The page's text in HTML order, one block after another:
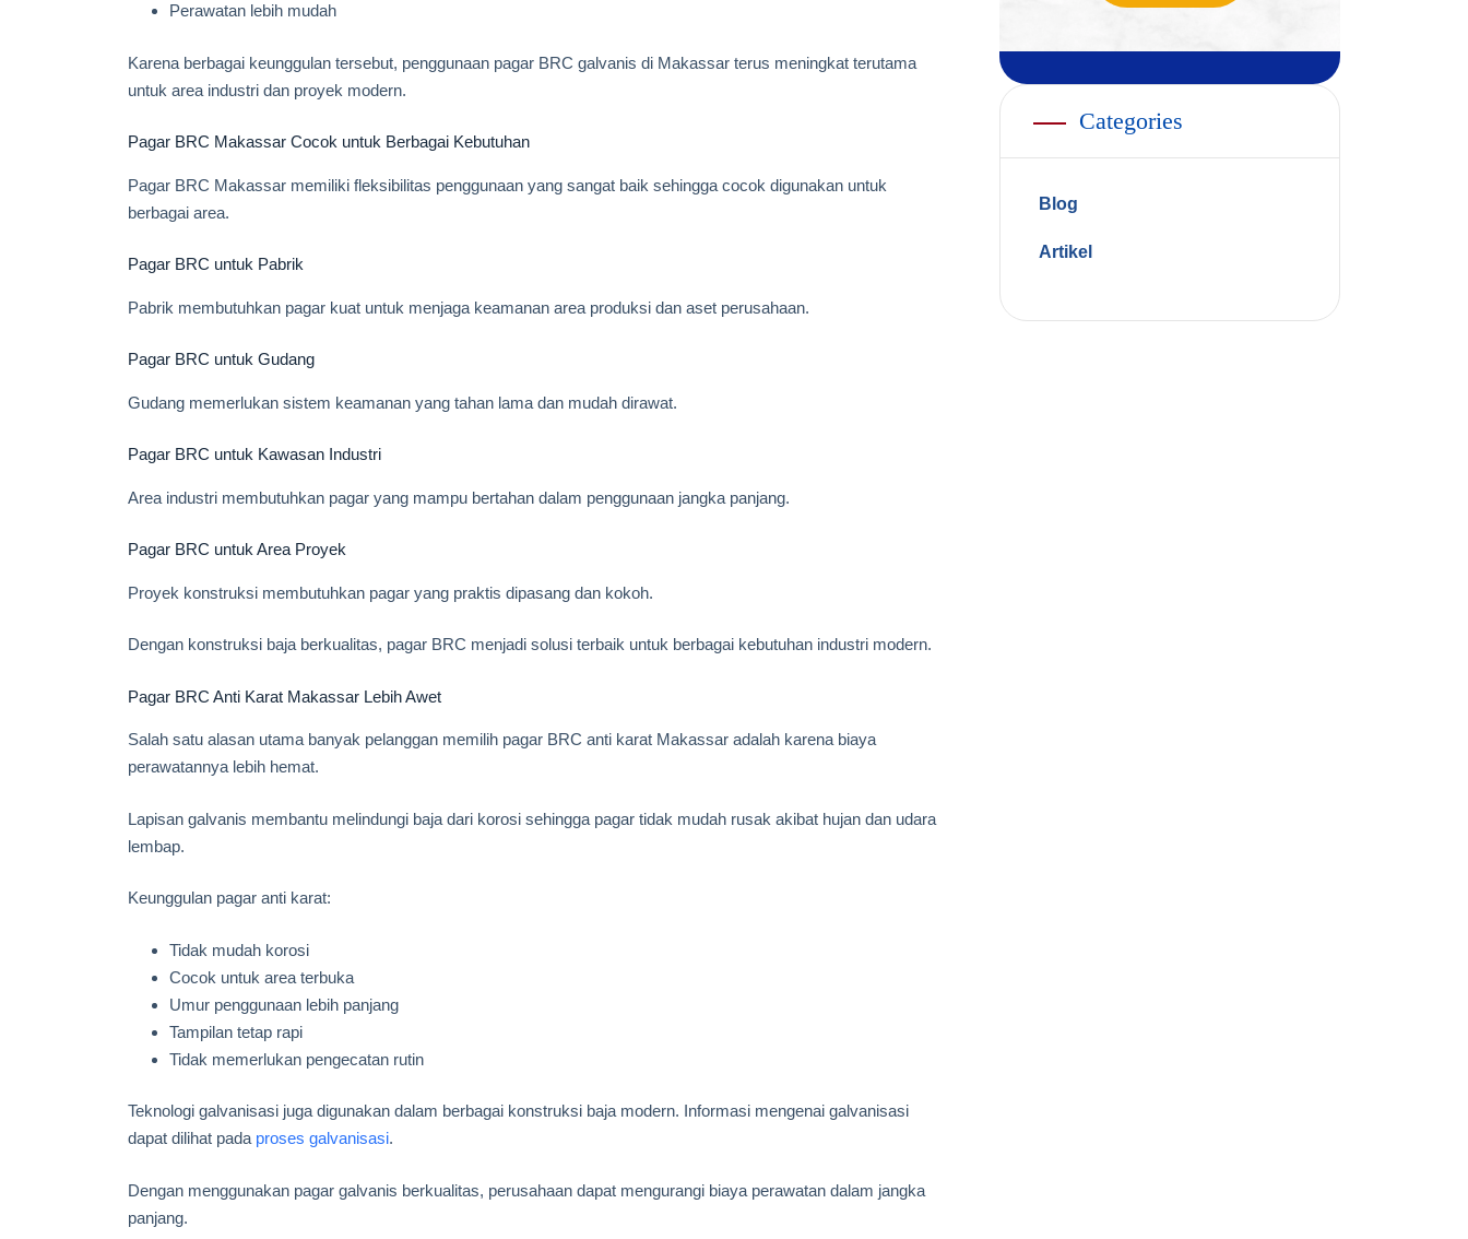
Perawatan lebih mudah
Karena berbagai keunggulan tersebut, penggunaan pagar BRC galvanis di Makassar terus meningkat terutama
untuk area industri dan proyek modern.
Pagar BRC Makassar Cocok untuk Berbagai Kebutuhan
Pagar BRC Makassar memiliki fleksibilitas penggunaan yang sangat baik sehingga cocok digunakan untuk
berbagai area.
Pagar BRC untuk Pabrik
Pabrik membutuhkan pagar kuat untuk menjaga keamanan area produksi dan aset perusahaan.
Pagar BRC untuk Gudang
Gudang memerlukan sistem keamanan yang tahan lama dan mudah dirawat.
Pagar BRC untuk Kawasan Industri
Area industri membutuhkan pagar yang mampu bertahan dalam penggunaan jangka panjang.
Pagar BRC untuk Area Proyek
Proyek konstruksi membutuhkan pagar yang praktis dipasang dan kokoh.
Dengan konstruksi baja berkualitas, pagar BRC menjadi solusi terbaik untuk berbagai kebutuhan industri modern.
Pagar BRC Anti Karat Makassar Lebih Awet
Salah satu alasan utama banyak pelanggan memilih pagar BRC anti karat Makassar adalah karena biaya
perawatannya lebih hemat.
Lapisan galvanis membantu melindungi baja dari korosi sehingga pagar tidak mudah rusak akibat hujan dan udara
lembap.
Keunggulan pagar anti karat:
Tidak mudah korosi
Cocok untuk area terbuka
Umur penggunaan lebih panjang
Tampilan tetap rapi
Tidak memerlukan pengecatan rutin
Teknologi galvanisasi juga digunakan dalam berbagai konstruksi baja modern. Informasi mengenai galvanisasi
dapat dilihat pada proses galvanisasi.
Dengan menggunakan pagar galvanis berkualitas, perusahaan dapat mengurangi biaya perawatan dalam jangka
panjang.
Categories
Blog
Artikel